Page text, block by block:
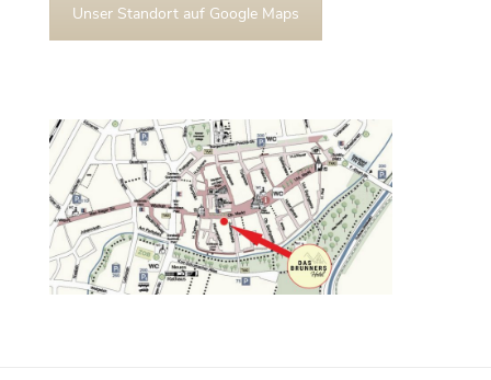
Unser Standort auf Google Maps